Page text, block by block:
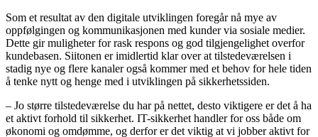
Som et resultat av den digitale utviklingen foregår nå mye av
oppfølgingen og kommunikasjonen med kunder via sosiale medier.
Dette gir muligheter for rask respons og god tilgjengelighet overfor
kundebasen. Siitonen er imidlertid klar over at tilstedeværelsen i
stadig nye og flere kanaler også kommer med et behov for hele tiden
å tenke nytt og henge med i utviklingen på sikkerhetssiden.
– Jo større tilstedeværelse du har på nettet, desto viktigere er det å ha
et aktivt forhold til sikkerhet. IT-sikkerhet handler for oss både om
økonomi og omdømme, og derfor er det viktig at vi jobber aktivt for